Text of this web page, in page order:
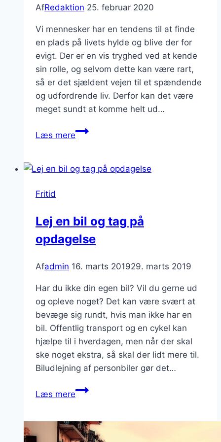
AfRedaktion 25. februar 2020
Vi mennesker har en tendens til at finde
en plads på livets hylde og blive der for
evigt. Der er en vis tryghed ved at kende
sin rolle, og selvom dette kan være rart,
så er det sjældent vejen til et spændende
og udfordrende liv. Derfor kan det være
meget sundt at komme helt ud…
Læs mereKom
din
oplev
noget
Fritid
Lej en bil og tag på
opdagelse
Afadmin 16. marts 201929. marts 2019
Har du ikke din egen bil? Vil du gerne ud
og opleve noget? Det kan være svært at
bevæge sig rundt, hvis man ikke har en
bil. Offentlig transport og en cykel kan
hjælpe til i hverdagen, men når der skal
ske noget ekstra, så skal der lidt mere til.
Biludlejning af personbiler gør det…
Læs mereLej
og